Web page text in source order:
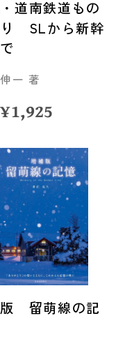
道南鉄道もの
SLから新幹
一 著
¥1,925
留萌線の記